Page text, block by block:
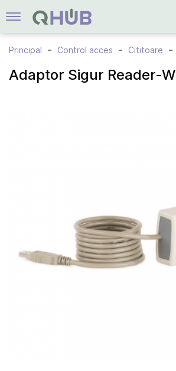
Principal Control acces Cititoare
Adaptor Sigur Reader-W